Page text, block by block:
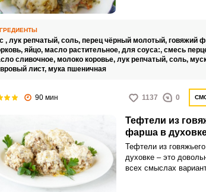
, лук репчатый, соль, перец чёрный молотый, говяжий
яйцо, масло растительное, для соуса:, смесь
сливочное, молоко коровье, лук репчатый, соль,
лист, мука пшеничная
90 мин 1137 0
Тефтели из
фарша в
Тефтели из
духовке – это
всех смыслах